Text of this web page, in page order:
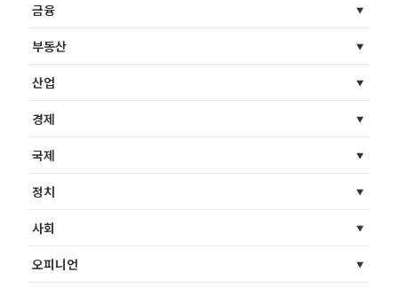
금융
부동산
산업
경제
국제
정치
사회
오피니언